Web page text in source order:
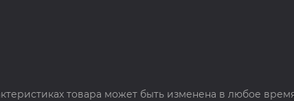
товара может быть изменена в любое